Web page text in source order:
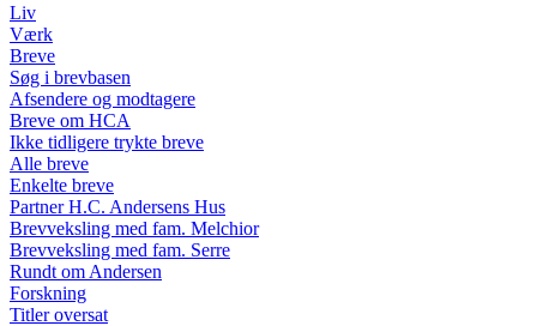
Liv
Værk
Breve
Søg i brevbasen
Afsendere og modtagere
Breve om HCA
Ikke tidligere trykte breve
Alle breve
Enkelte breve
Partner H.C. Andersens Hus
Brevveksling med fam. Melchior
Brevveksling med fam. Serre
Rundt om Andersen
Forskning
Titler oversat